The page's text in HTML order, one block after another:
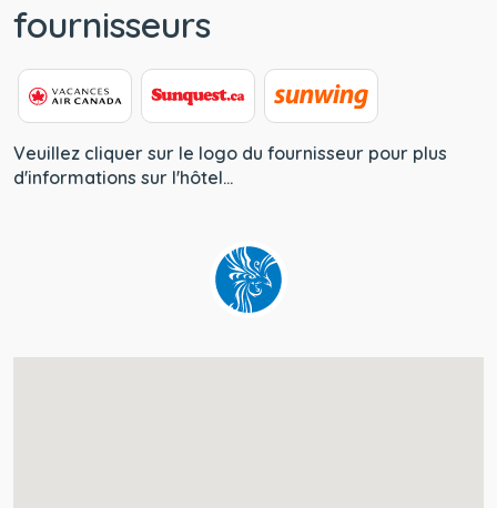
fournisseurs
Veuillez cliquer sur le logo du fournisseur pour plus
d'informations sur l'hôtel...